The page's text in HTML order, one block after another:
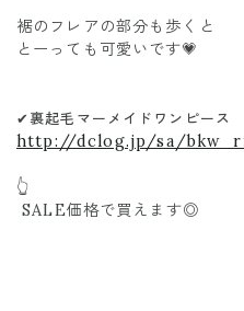
裾のフレアの部分も歩くと
とーっても可愛いです💗
✔︎裏起毛マーメイドワンピース
http://dclog.jp/sa/
👆
SALE価格で買えます◎